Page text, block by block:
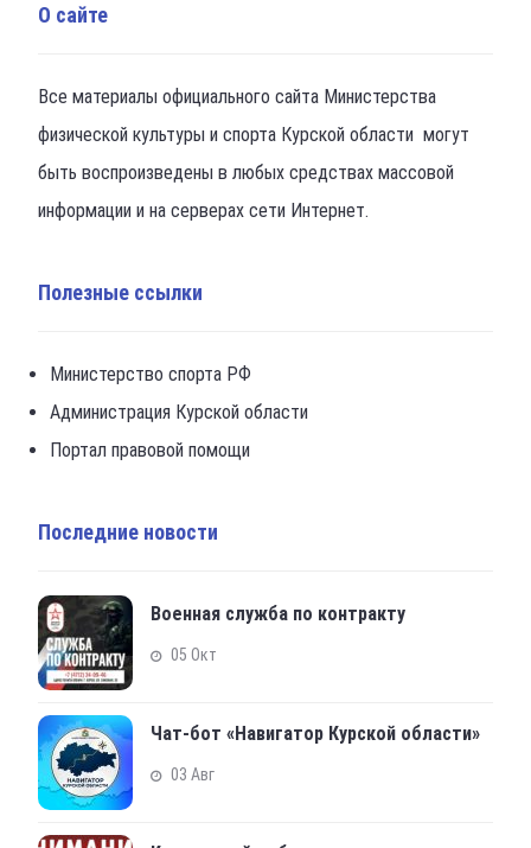
О сайте
Все материалы официального сайта Министерства
физической культуры и спорта Курской области могут
быть воспроизведены в любых средствах массовой
информации и на серверах сети Интернет.
Полезные ссылки
Министерство спорта РФ
Администрация Курской области
Портал правовой помощи
Последние новости
Военная служба по контракту
05 Окт
Чат-бот «Навигатор Курской области»
03 Авг